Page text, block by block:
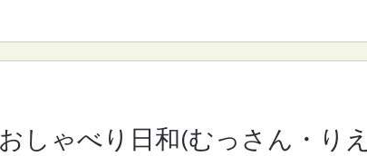
おしゃべり日和(むっさん・り